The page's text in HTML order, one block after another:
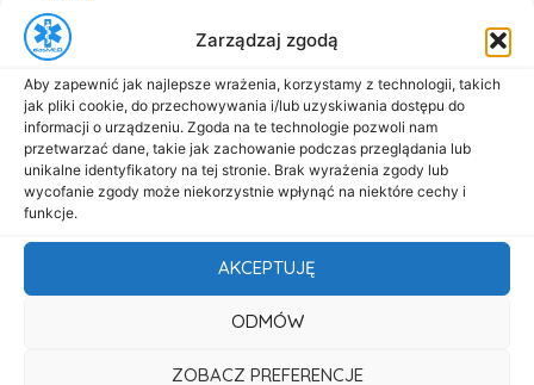
Zarządzaj zgodą
Aby zapewnić jak najlepsze wrażenia, korzystamy z technologii, takich
jak pliki cookie, do przechowywania i/lub uzyskiwania dostępu do
informacji o urządzeniu. Zgoda na te technologie pozwoli nam
przetwarzać dane, takie jak zachowanie podczas przeglądania lub
unikalne identyfikatory na tej stronie. Brak wyrażenia zgody lub
wycofanie zgody może niekorzystnie wpłynąć na niektóre cechy i
funkcje.
AKCEPTUJĘ
ODMÓW
ZOBACZ PREFERENCJE
al. Marsz. Józefa Piłsudskiego 143
92-301 Łódź
+48 517-333-173
biuro@dasmed.pl
Menu
Start
O nas